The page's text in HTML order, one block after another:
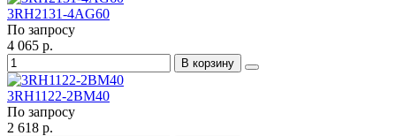
3RH2131-4AG60
По запросу
4 065 р.
В корзину
3RH1122-2BM40
По запросу
2 618 р.